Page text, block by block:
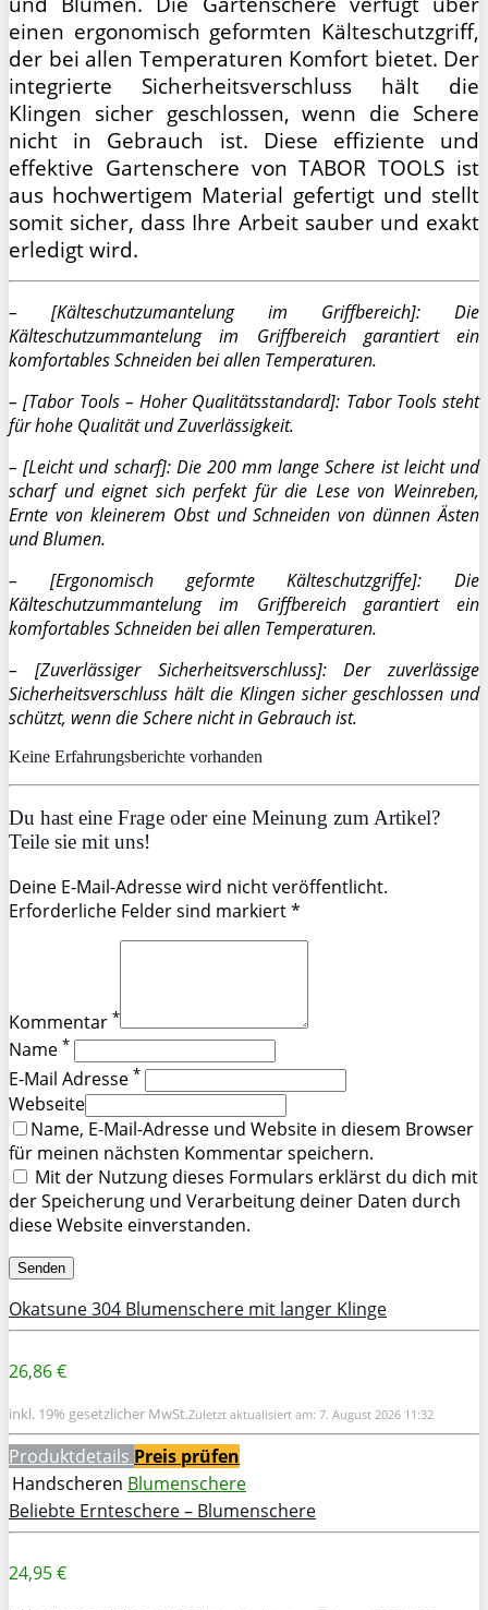
einen ergonomisch geformten Kälteschutzgriff,
der bei allen Temperaturen Komfort bietet. Der
integrierte Sicherheitsverschluss hält die
Klingen sicher geschlossen, wenn die Schere
nicht in Gebrauch ist. Diese effiziente und
effektive Gartenschere von TABOR TOOLS ist
aus hochwertigem Material gefertigt und stellt
somit sicher, dass Ihre Arbeit sauber und exakt
erledigt wird.
– [Kälteschutzumantelung im Griffbereich]: Die
Kälteschutzummantelung im Griffbereich garantiert ein
komfortables Schneiden bei allen Temperaturen.
– [Tabor Tools – Hoher Qualitätsstandard]: Tabor Tools steht
für hohe Qualität und Zuverlässigkeit.
– [Leicht und scharf]: Die 200 mm lange Schere ist leicht und
scharf und eignet sich perfekt für die Lese von Weinreben,
Ernte von kleinerem Obst und Schneiden von dünnen Ästen
und Blumen.
– [Ergonomisch geformte Kälteschutzgriffe]: Die
Kälteschutzummantelung im Griffbereich garantiert ein
komfortables Schneiden bei allen Temperaturen.
– [Zuverlässiger Sicherheitsverschluss]: Der zuverlässige
Sicherheitsverschluss hält die Klingen sicher geschlossen und
schützt, wenn die Schere nicht in Gebrauch ist.
Keine Erfahrungsberichte vorhanden
Du hast eine Frage oder eine Meinung zum Artikel?
Teile sie mit uns!
Deine E-Mail-Adresse wird nicht veröffentlicht.
Erforderliche Felder sind markiert *
Kommentar *
Name *
E-Mail Adresse *
Webseite
Name, E-Mail-Adresse und Website in diesem Browser
für meinen nächsten Kommentar speichern.
Mit der Nutzung dieses Formulars erklärst du dich mit
der Speicherung und Verarbeitung deiner Daten durch
diese Website einverstanden.
Okatsune 304 Blumenschere mit langer Klinge
26,86 €
inkl. 19% gesetzlicher MwSt.Zuletzt aktualisiert am: 7. August 2026 11:32
Produktdetails Preis prüfen
Handscheren Blumenschere
Beliebte Ernteschere – Blumenschere
24,95 €